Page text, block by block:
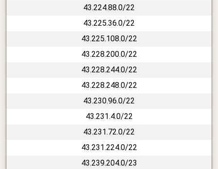
43.224.88.0/22
43.225.36.0/22
43.225.108.0/22
43.228.200.0/22
43.228.244.0/22
43.228.248.0/22
43.230.96.0/22
43.231.4.0/22
43.231.72.0/22
43.231.224.0/22
43.239.204.0/23